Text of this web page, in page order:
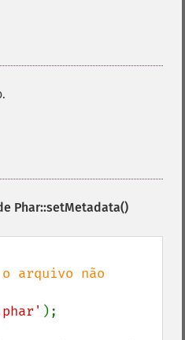
Phar::setMetadata()
arquivo não
);